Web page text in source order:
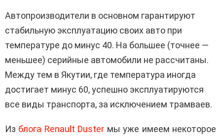
Автопроизводители в основном гарантируют
стабильную эксплуатацию своих авто при
температуре до минус 40. На большее (точнее —
меньшее) серийные автомобили не рассчитаны.
Между тем в Якутии, где температура иногда
достигает минус 60, успешно эксплуатируются
все виды транспорта, за исключением трамваев.
Из блога Renault Duster мы уже имеем некоторое